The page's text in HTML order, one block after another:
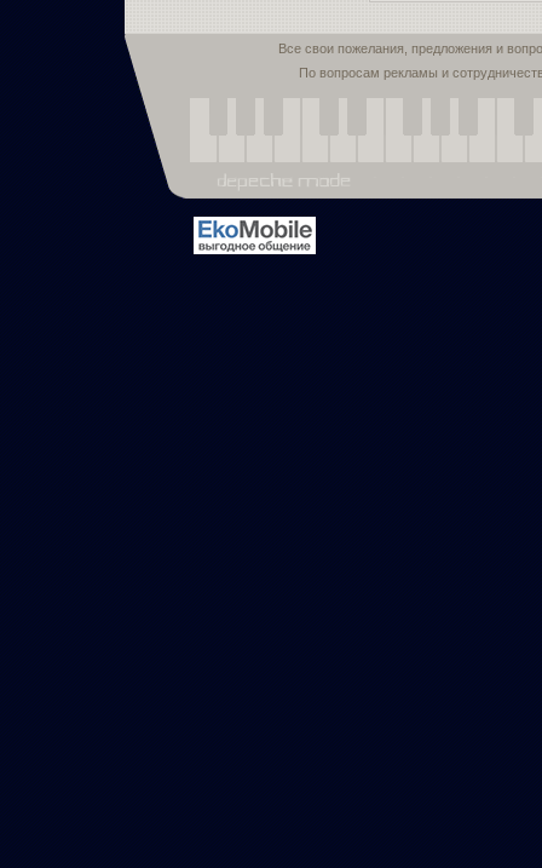
Все свои пожелания, предложения и
По вопросам рекламы и